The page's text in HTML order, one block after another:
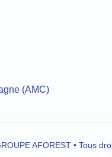
(AMC)
AFOREST • Tous